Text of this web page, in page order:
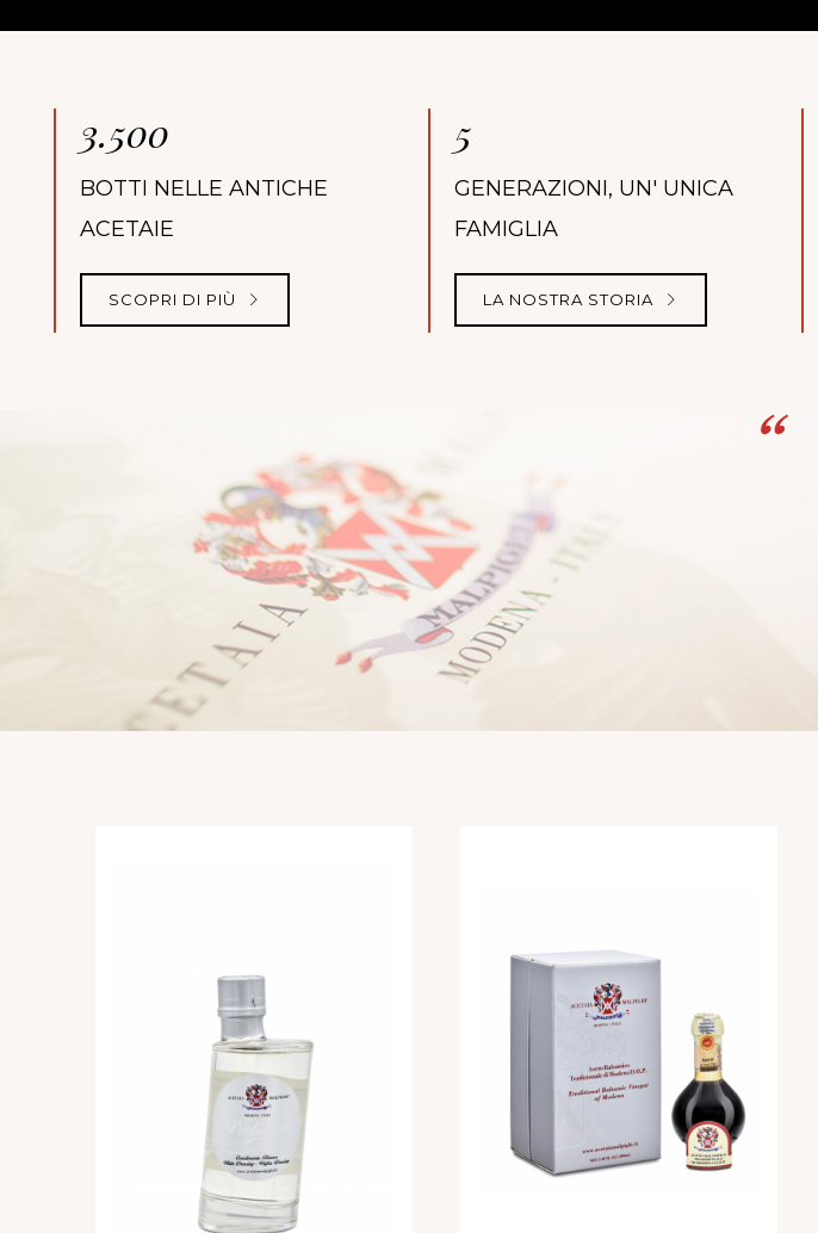
3.500
BOTTI NELLE ANTICHE
ACETAIE
SCOPRI DI PIÙ
5
GENERAZIONI, UN' UNICA
FAMIGLIA
LA NOSTRA STORIA